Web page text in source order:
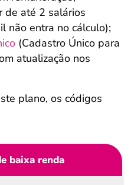
de até 2 salários
não entra no cálculo);
(Cadastro Único para
atualização nos
plano, os códigos
baixa renda